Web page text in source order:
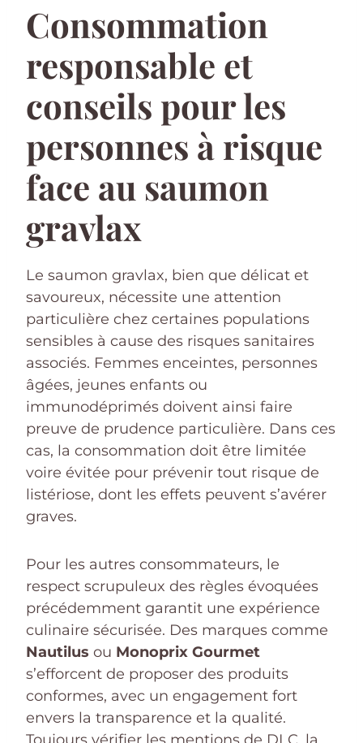
Consommation
responsable et
conseils pour les
personnes à risque
face au saumon
gravlax
Le saumon gravlax, bien que délicat et
savoureux, nécessite une attention
particulière chez certaines populations
sensibles à cause des risques sanitaires
associés. Femmes enceintes, personnes
âgées, jeunes enfants ou
immunodéprimés doivent ainsi faire
preuve de prudence particulière. Dans ces
cas, la consommation doit être limitée
voire évitée pour prévenir tout risque de
listériose, dont les effets peuvent s’avérer
graves.
Pour les autres consommateurs, le
respect scrupuleux des règles évoquées
précédemment garantit une expérience
culinaire sécurisée. Des marques comme
Nautilus ou Monoprix Gourmet
s’efforcent de proposer des produits
conformes, avec un engagement fort
envers la transparence et la qualité.